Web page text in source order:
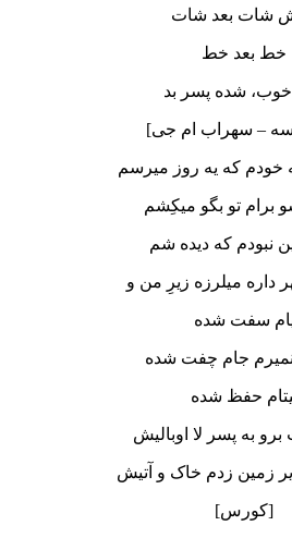
شات بعد شات
خط بعد خط
شده پسر بد
– سهراب ام جی]
خودم که یه روز میرسم
برام تو بگو میکِشم
نبودم که دیده شم
داره میلرزه زیرِ من و
سفت شده
جام چفت شده
حفظ شده
برو به پسر لا اوبالیش
زمین زدم خاک و آتیش
[کورس]